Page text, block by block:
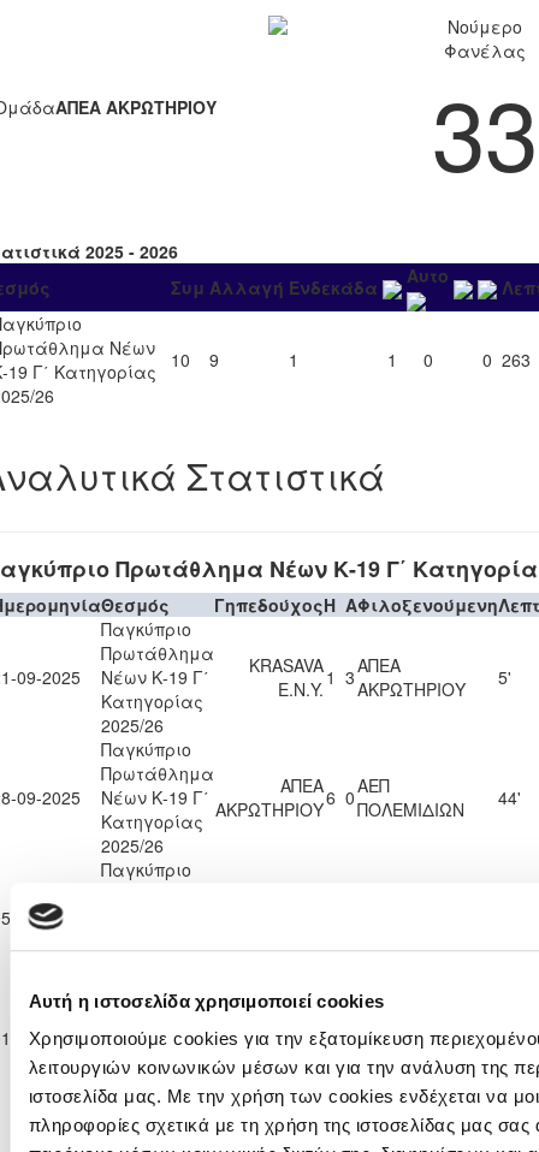
Αυτή η ιστοσελίδα χρησιμοποιεί cookies
Χρησιμοποιούμε cookies για την εξατομίκευση
λειτουργιών κοινωνικών μέσων και για την ανάλυση της
ιστοσελίδα μας. Με την χρήση των cookies ενδέχεται να
πληροφορίες σχετικά με τη χρήση της ιστοσελίδας μας
ΑΠΕΑ ΑΚΡΩΤΗΡΙΟΥ
Νούμερο
Φανέλας
33
2025 - 2026
Συμ Αλλαγή Ενδεκάδα Αυτο
Νέων
19 Γ΄ Κατηγορίας
26
10 9 1 1 0 0 263
Στατιστικά
Πρωτάθλημα Νέων Κ-19 Γ΄
Θεσμός ΓηπεδούχοςH AΦιλοξενούμενη
09-2025
Παγκύπριο
Πρωτάθλημα
Νέων Κ-19 Γ΄
Κατηγορίας
2025/26
KRASAVA
Ε.Ν.Y. 1 3ΑΠΕΑ
ΑΚΡΩΤΗΡΙΟΥ
5'
09-2025
Παγκύπριο
Πρωτάθλημα
Νέων Κ-19 Γ΄
Κατηγορίας
2025/26
ΑΠΕΑ
ΑΚΡΩΤΗΡΙΟΥ6 0ΑΕΠ
ΠΟΛΕΜΙΔΙΩΝ
44'
10-2025
Παγκύπριο
11-2025
Παγκύπριο
Πρωτάθλημα
Νέων Κ-19 Γ΄
Κατηγορίας
2025/26
ΑΚΡΩΤΗΡΙΟΥ0 3ΑΡΑΔΙΠΠΟΥ
18'
Παγκύπριο
Πρωτάθλημα
ΟΜΟΝΟΙΑ ΑΠΕΑ